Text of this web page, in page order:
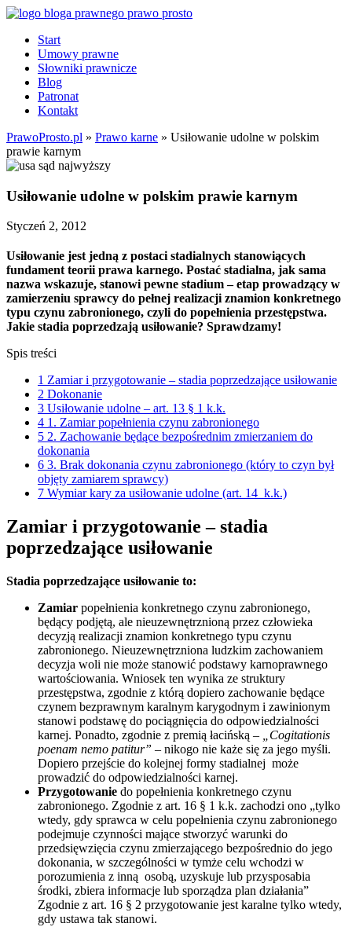
Start
Umowy prawne
Słowniki prawnicze
Blog
Patronat
Kontakt
PrawoProsto.pl » Prawo karne » Usiłowanie udolne w polskim
prawie karnym
Usiłowanie udolne w polskim prawie karnym
Styczeń 2, 2012
Usiłowanie jest jedną z postaci stadialnych stanowiących
fundament teorii prawa karnego. Postać stadialna, jak sama
nazwa wskazuje, stanowi pewne stadium – etap prowadzący w
zamierzeniu sprawcy do pełnej realizacji znamion konkretnego
typu czynu zabronionego, czyli do popełnienia przestępstwa.
Jakie stadia poprzedzają usiłowanie? Sprawdzamy!
Spis treści
1 Zamiar i przygotowanie – stadia poprzedzające usiłowanie
2 Dokonanie
3 Usiłowanie udolne – art. 13 § 1 k.k.
4 1. Zamiar popełnienia czynu zabronionego
5 2. Zachowanie będące bezpośrednim zmierzaniem do
dokonania
6 3. Brak dokonania czynu zabronionego (który to czyn był
objęty zamiarem sprawcy)
7 Wymiar kary za usiłowanie udolne (art. 14 k.k.)
Zamiar i przygotowanie – stadia
poprzedzające usiłowanie
Stadia poprzedzające usiłowanie to:
Zamiar popełnienia konkretnego czynu zabronionego,
będący podjętą, ale nieuzewnętrznioną przez człowieka
decyzją realizacji znamion konkretnego typu czynu
zabronionego. Nieuzewnętrzniona ludzkim zachowaniem
decyzja woli nie może stanowić podstawy karnoprawnego
wartościowania. Wniosek ten wynika ze struktury
przestępstwa, zgodnie z którą dopiero zachowanie będące
czynem bezprawnym karalnym karygodnym i zawinionym
stanowi podstawę do pociągnięcia do odpowiedzialności
karnej. Ponadto, zgodnie z premią łacińską –
„Cogitationis
poenam nemo patitur” – nikogo nie każe się za jego myśli.
Dopiero przejście do kolejnej formy stadialnej może
prowadzić do odpowiedzialności karnej.
Przygotowanie do popełnienia konkretnego czynu
zabronionego. Zgodnie z art. 16 § 1 k.k. zachodzi ono „tylko
wtedy, gdy sprawca w celu popełnienia czynu zabronionego
podejmuje czynności mające stworzyć warunki do
przedsięwzięcia czynu zmierzającego bezpośrednio do jego
dokonania, w szczególności w tymże celu wchodzi w
porozumienia z inną osobą, uzyskuje lub przysposabia
środki, zbiera informacje lub sporządza plan działania”
Zgodnie z art. 16 § 2 przygotowanie jest karalne tylko wtedy,
gdy ustawa tak stanowi.